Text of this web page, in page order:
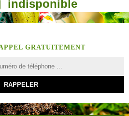
indisponible
GRATUITEMENT